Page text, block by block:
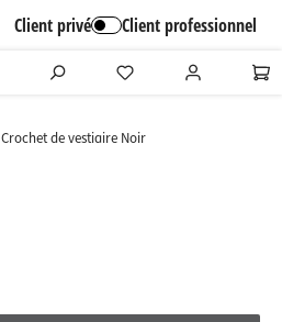
Client privé Client professionnel
Crochet de vestiaire Noir